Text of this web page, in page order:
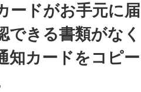
ードがお手元に
できる書類がな
知カードをコピ